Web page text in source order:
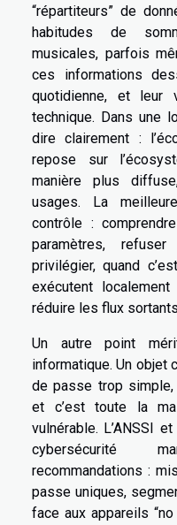
“répartiteurs” de
habitudes de
musicales, parfois
ces informations
quotidienne, et leur
technique. Dans une
dire clairement :
repose sur
manière plus
usages. La
contrôle :
paramètres,
privilégier, quand
exécutent
réduire les flux
Un autre point
informatique. Un objet
de passe trop
et c’est toute la
vulnérable. L’ANSSI
cybersécurité
recommandations :
passe uniques,
face aux appareils